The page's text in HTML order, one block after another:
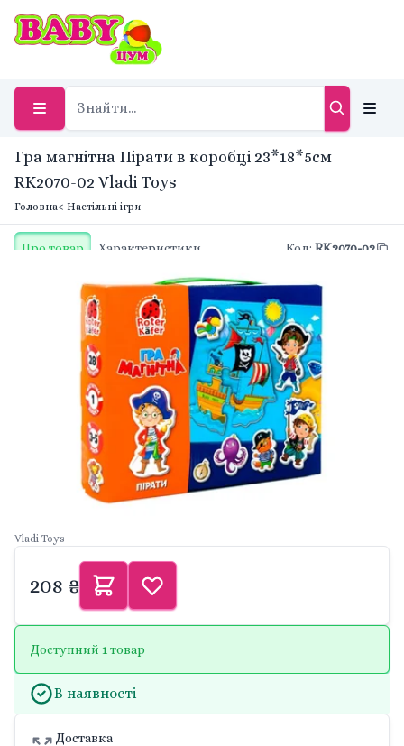
Гра магнітна Пірати в коробці 23*18*5см
RK2070-02 Vladi Toys
Головна< Настільні ігри
Про товар Характеристики Код: RK2070-02
Vladi Toys
208 ₴
Доступний 1 товар
В наявності
Доставка